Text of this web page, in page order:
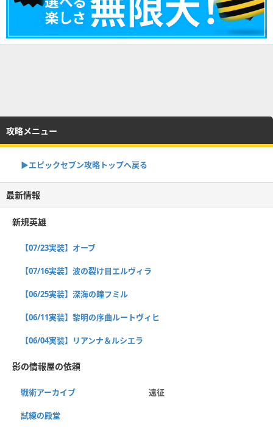
攻略メニュー
▶︎エピックセブン攻略トップへ戻る
最新情報
新規英雄
【07/23実装】オーブ
【07/16実装】波の裂け目エルヴィラ
【06/25実装】深海の瞳フミル
【06/11実装】黎明の序曲ルートヴィヒ
【06/04実装】リアンナ＆ルシエラ
影の情報屋の依頼
戦術アーカイブ 遠征
試練の殿堂